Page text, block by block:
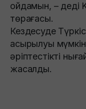
ойдамын, – деді
төрағасы.
Кездесуде
асырылуы
әріптестікті
жасалды.